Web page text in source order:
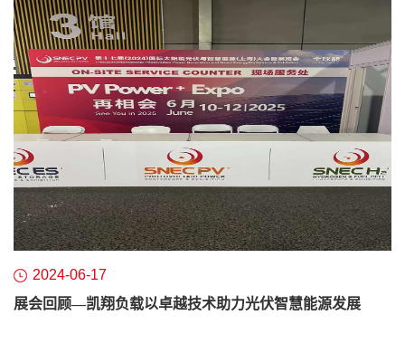
CE认证、俄罗斯EAC认证。核心技术拥有多项专利...
2024-06-17
展会回顾—凯翔负载以卓越技术助力光伏智慧能源发展